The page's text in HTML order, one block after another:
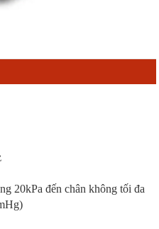
cao
20kPa đến chân không tối đa